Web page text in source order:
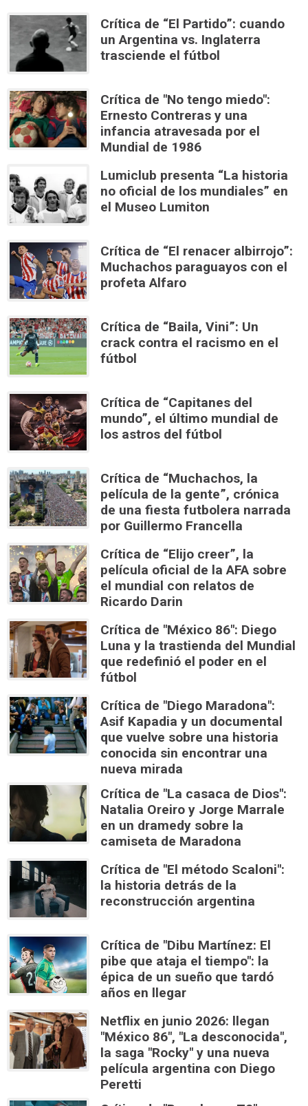
Crítica de “El Partido”: cuando
un Argentina vs. Inglaterra
trasciende el fútbol
Crítica de "No tengo miedo":
Ernesto Contreras y una
infancia atravesada por el
Mundial de 1986
Lumiclub presenta “La historia
no oficial de los mundiales” en
el Museo Lumiton
Crítica de “El renacer albirrojo”:
Muchachos paraguayos con el
profeta Alfaro
Crítica de “Baila, Vini”: Un
crack contra el racismo en el
fútbol
Crítica de “Capitanes del
mundo”, el último mundial de
los astros del fútbol
Crítica de “Muchachos, la
película de la gente”, crónica
de una fiesta futbolera narrada
por Guillermo Francella
Crítica de “Elijo creer”, la
película oficial de la AFA sobre
el mundial con relatos de
Ricardo Darin
Crítica de "México 86": Diego
Luna y la trastienda del Mundial
que redefinió el poder en el
fútbol
Crítica de "Diego Maradona":
Asif Kapadia y un documental
que vuelve sobre una historia
conocida sin encontrar una
nueva mirada
Crítica de "La casaca de Dios":
Natalia Oreiro y Jorge Marrale
en un dramedy sobre la
camiseta de Maradona
Crítica de "El método Scaloni":
la historia detrás de la
reconstrucción argentina
Crítica de "Dibu Martínez: El
pibe que ataja el tiempo": la
épica de un sueño que tardó
años en llegar
Netflix en junio 2026: llegan
"México 86", "La desconocida",
la saga "Rocky" y una nueva
película argentina con Diego
Peretti